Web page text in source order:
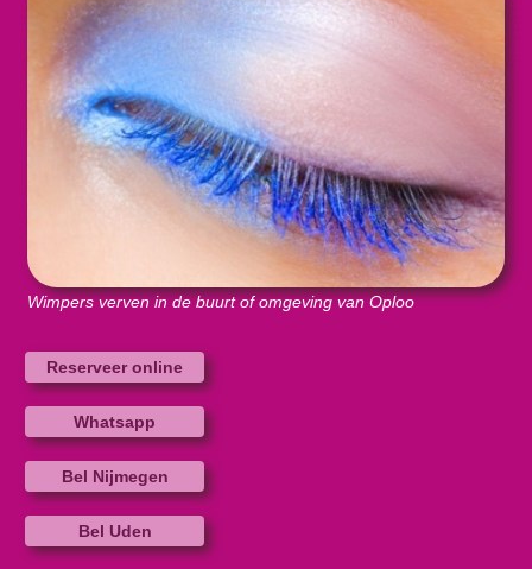
Wimpers verven in de buurt of omgeving van Oploo
Reserveer online
Whatsapp
Bel Nijmegen
Bel Uden